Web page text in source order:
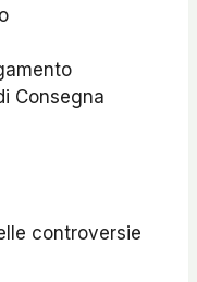
Consegna
controversie